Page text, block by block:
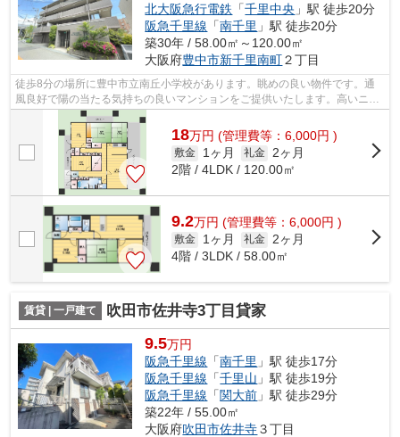
北大阪急行電鉄 「千里中央 」駅 徒歩20分
阪急千里線 「南千里 」駅 徒歩20分
築30年 / 58.00㎡～120.00㎡
大阪府豊中市新千里南町２丁目
徒歩8分の場所に豊中市立南丘小学校があります。眺めの良い物件です。通
風良好で陽の当たる気持ちの良いマンションをご提供いたします。高いニー
ズのある、駅徒歩8分の物件です。豊中...
18万円 (管理費等：6,000円 )
敷金 1ヶ月 礼金 2ヶ月
2階 / 4LDK / 120.00㎡
9.2万円 (管理費等：6,000円 )
敷金 1ヶ月 礼金 2ヶ月
4階 / 3LDK / 58.00㎡
賃貸 | 一戸建て 吹田市佐井寺3丁目貸家
9.5万円
阪急千里線 「南千里 」駅 徒歩17分
阪急千里線 「千里山 」駅 徒歩19分
阪急千里線 「関大前 」駅 徒歩29分
築22年 / 55.00㎡
大阪府吹田市佐井寺３丁目